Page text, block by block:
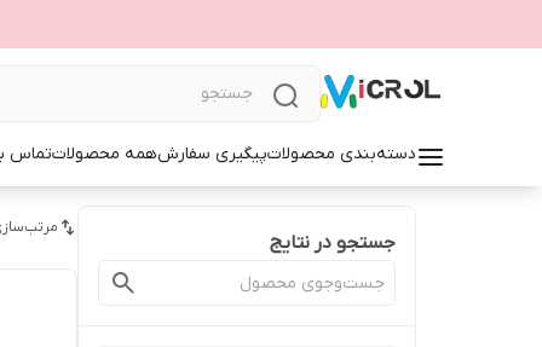
دسته‌بندی محصولاتپیگیری سفارشهمه محصولاتتماس
جستجو در نتایج